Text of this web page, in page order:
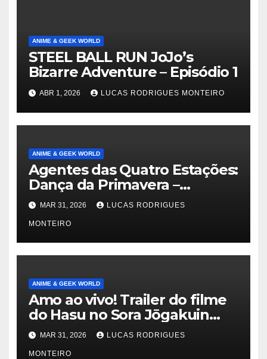
ANIME & GEEK WORLD
STEEL BALL RUN JoJo’s
Bizarre Adventure – Episódio 1
ABR 1, 2026 LUCAS RODRIGUES MONTEIRO
ANIME & GEEK WORLD
Agentes das Quatro Estações:
Dança da Primavera –
Episódio 1
MAR 31, 2026 LUCAS RODRIGUES
MONTEIRO
ANIME & GEEK WORLD
Amo ao vivo! Trailer do filme
do Hasu no Sora Jōgakuin
School Idol Club mostra
música – Notícias
MAR 31, 2026 LUCAS RODRIGUES
MONTEIRO